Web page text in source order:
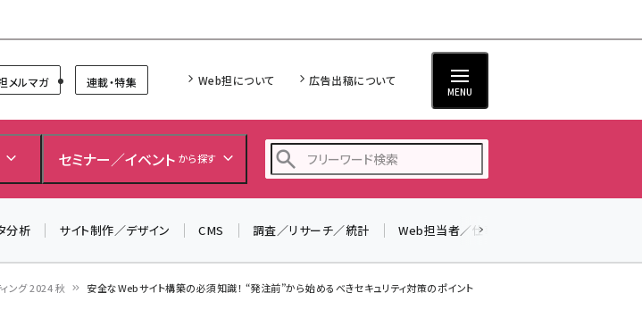
メルマガ 連載・特集 Web担について 広告出稿について
MENU
セミナー／イベント から探す
ai (2807)
分析 サイト制作／デザイン CMS 調査／リサーチ／統計 Web担当者／仕事
ング 2024 秋 安全なWebサイト構築の必須知識！ “発注前”から始めるべきセキュリティ対策のポイント
み受付中！ ／
▼